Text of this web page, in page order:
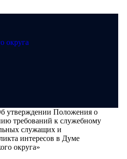
округа
утверждении Положения о
требований к служебному
служащих и
интересов в Думе
округа»